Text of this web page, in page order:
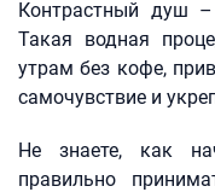
Контрастный душ
Такая водная
утрам без кофе,
самочувствие и
Не знаете, как
правильно